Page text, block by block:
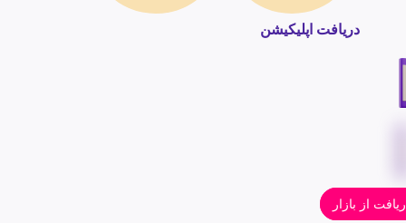
دریافت اپلیکیشن
از بازار